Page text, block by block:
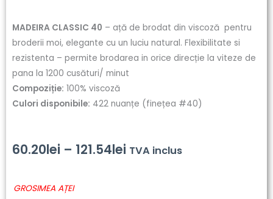
MADEIRA CLASSIC 40 – ață de brodat din viscoză pentru
broderii moi, elegante cu un luciu natural. Flexibilitate si
rezistenta – permite brodarea in orice direcție la viteze de
pana la 1200 cusături/ minut
Compoziție: 100% viscoză
Culori disponibile: 422 nuanțe (finețea #40)
60.20lei – 121.54lei Interval
TVA inclus
GROSIMEA AȚEI
Cantitate